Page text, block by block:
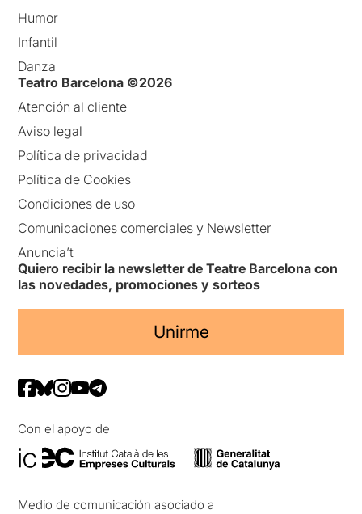
Humor
Infantil
Danza
Teatro Barcelona ©2026
Atención al cliente
Aviso legal
Política de privacidad
Política de Cookies
Condiciones de uso
Comunicaciones comerciales y Newsletter
Anuncia’t
Quiero recibir la newsletter de Teatre Barcelona con
las novedades, promociones y sorteos
Unirme
Con el apoyo de
Medio de comunicación asociado a